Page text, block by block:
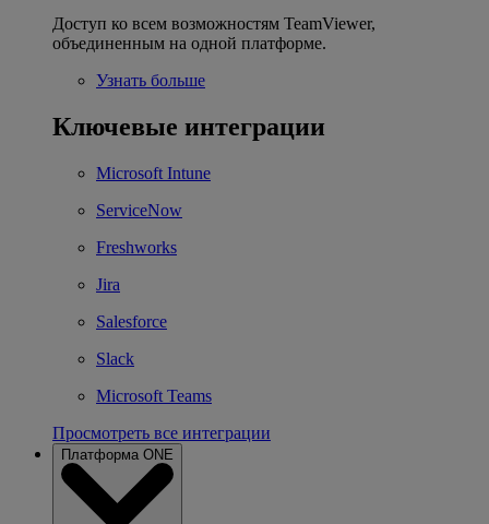
Доступ ко всем возможностям TeamViewer,
объединенным на одной платформе.
Узнать больше
Ключевые интеграции
Microsoft Intune
ServiceNow
Freshworks
Jira
Salesforce
Slack
Microsoft Teams
Просмотреть все интеграции
Платформа ONE